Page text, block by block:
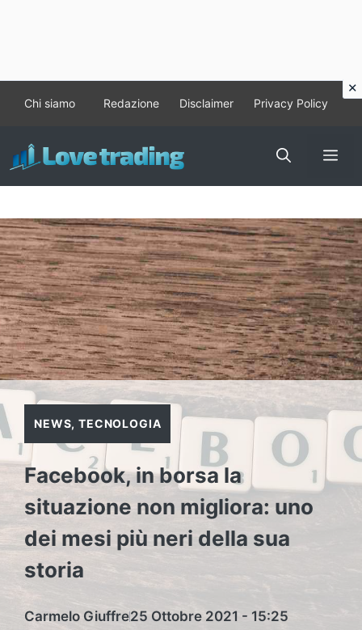
contenuto
Chi siamo Redazione Disclaimer Privacy Policy
NEWS,TECNOLOGIA
Facebook, in borsa la
situazione non migliora: uno
dei mesi più neri della sua
storia
Carmelo Giuffre25 Ottobre 2021 - 15:25